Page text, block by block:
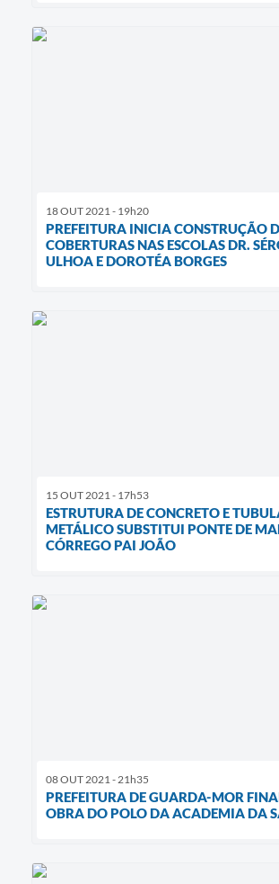
18 OUT 2021 - 19h20
PREFEITURA INICIA CONSTRUÇÃO
COBERTURAS NAS ESCOLAS DR.
ULHOA E DOROTÉA BORGES
15 OUT 2021 - 17h53
ESTRUTURA DE CONCRETO E
METÁLICO SUBSTITUI PONTE DE
CÓRREGO PAI JOÃO
08 OUT 2021 - 21h35
PREFEITURA DE GUARDA-MOR
OBRA DO POLO DA ACADEMIA DA